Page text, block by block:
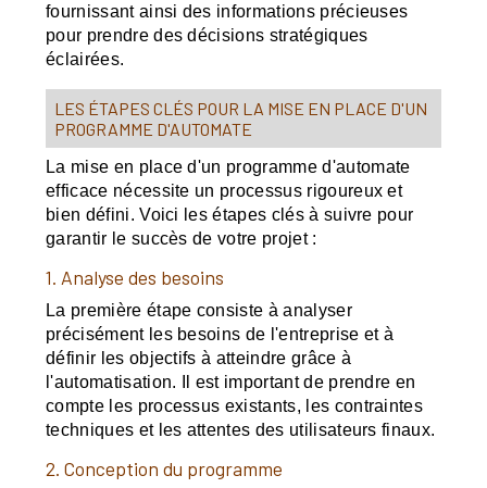
fournissant ainsi des informations précieuses
pour prendre des décisions stratégiques
éclairées.
LES ÉTAPES CLÉS POUR LA MISE EN PLACE D'UN
PROGRAMME D'AUTOMATE
La mise en place d'un programme d'automate
efficace nécessite un processus rigoureux et
bien défini. Voici les étapes clés à suivre pour
garantir le succès de votre projet :
1. Analyse des besoins
La première étape consiste à analyser
précisément les besoins de l'entreprise et à
définir les objectifs à atteindre grâce à
l'automatisation. Il est important de prendre en
compte les processus existants, les contraintes
techniques et les attentes des utilisateurs finaux.
2. Conception du programme